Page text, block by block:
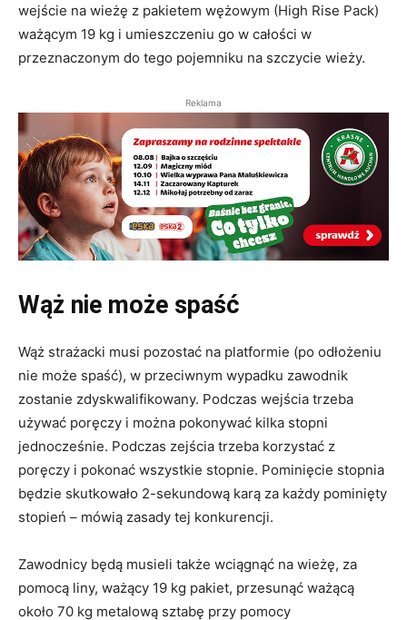
wejście na wieżę z pakietem wężowym (High Rise Pack)
ważącym 19 kg i umieszczeniu go w całości w
przeznaczonym do tego pojemniku na szczycie wieży.
Reklama
Wąż nie może spaść
Wąż strażacki musi pozostać na platformie (po odłożeniu
nie może spaść), w przeciwnym wypadku zawodnik
zostanie zdyskwalifikowany. Podczas wejścia trzeba
używać poręczy i można pokonywać kilka stopni
jednocześnie. Podczas zejścia trzeba korzystać z
poręczy i pokonać wszystkie stopnie. Pominięcie stopnia
będzie skutkowało 2-sekundową karą za każdy pominięty
stopień – mówią zasady tej konkurencji.
Zawodnicy będą musieli także wciągnąć na wieżę, za
pomocą liny, ważący 19 kg pakiet, przesunąć ważącą
około 70 kg metalową sztabę przy pomocy